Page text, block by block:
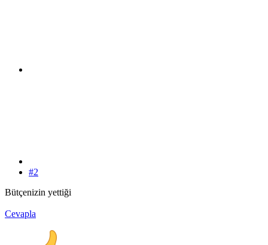
#2
Bütçenizin yettiği
Cevapla